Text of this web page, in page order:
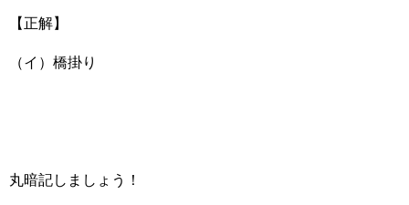
【正解】
（イ）橋掛り
丸暗記しましょう！